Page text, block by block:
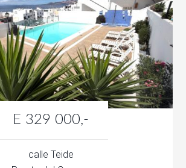
E 329 000,-
calle Teide